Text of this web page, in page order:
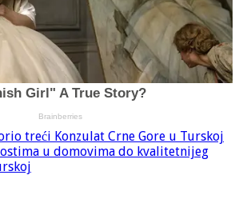
treći Konzulat Crne Gore u Turskoj
u domovima do kvalitetnijeg